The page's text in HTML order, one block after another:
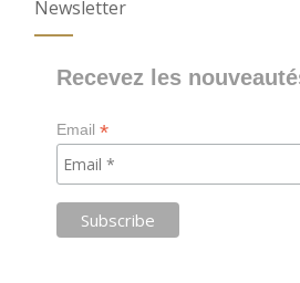
Newsletter
Recevez les
Email*